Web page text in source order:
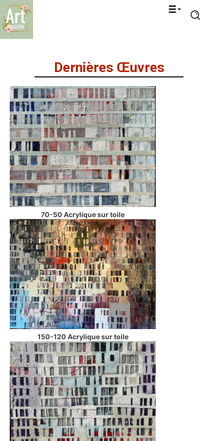
Dernières Œuvres
70-50 Acrylique sur toile
150-120 Acrylique sur toile